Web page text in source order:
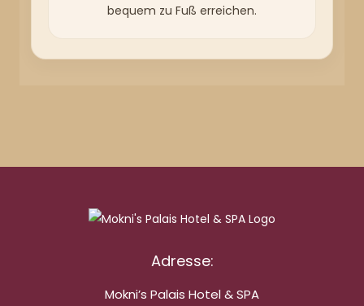
bequem zu Fuß erreichen.
Adresse:
Mokni’s Palais Hotel & SPA